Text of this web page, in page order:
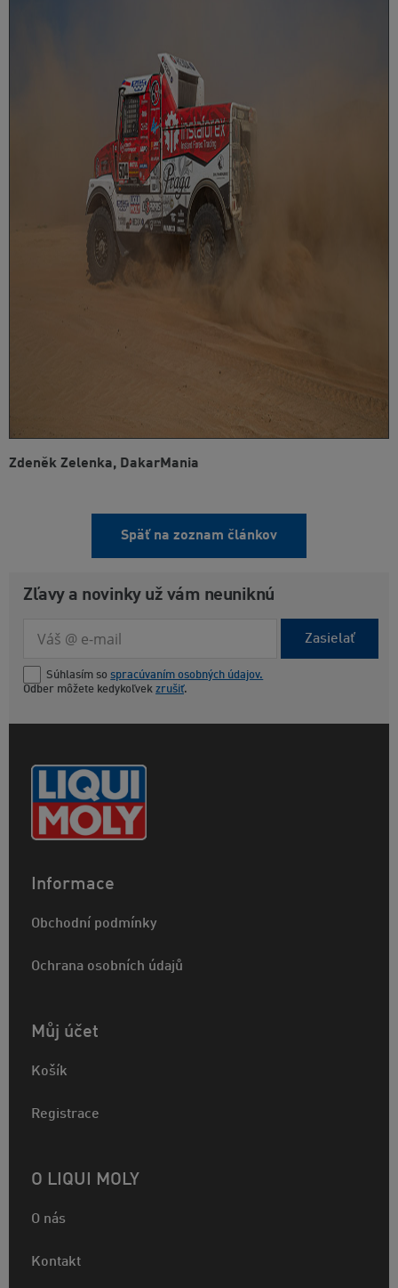
Zdeněk Zelenka, DakarMania
Späť na zoznam článkov
Zľavy a novinky už vám neuniknú
Zasielať
Súhlasím so spracúvaním osobných údajov.
Odber môžete kedykoľvek zrušiť.
Informace
Obchodní podmínky
Ochrana osobních údajů
Můj účet
Košík
Registrace
O LIQUI MOLY
O nás
Kontakt